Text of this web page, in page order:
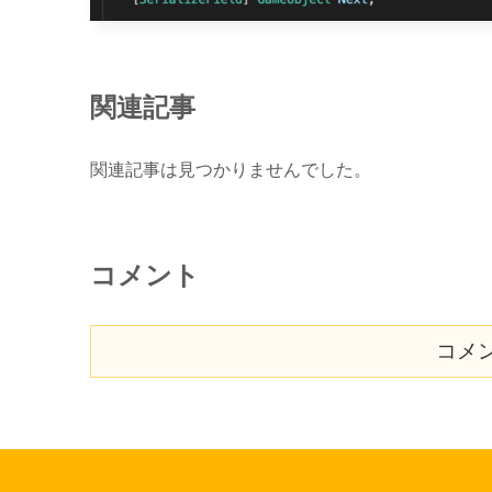
関連記事
関連記事は見つかりませんでした。
コメント
コメ